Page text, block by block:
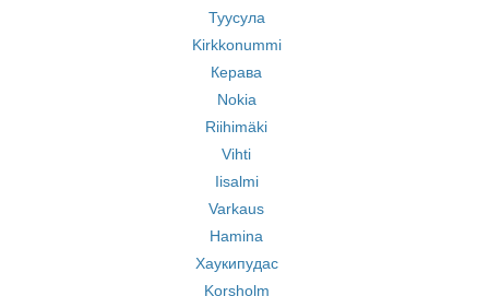
Туусула
Kirkkonummi
Керава
Nokia
Riihimäki
Vihti
Iisalmi
Varkaus
Hamina
Хаукипудас
Korsholm